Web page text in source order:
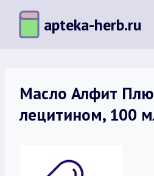
Перейти
содержимому
apteka-herb.ru
Масло Алфит
лецитином, 100